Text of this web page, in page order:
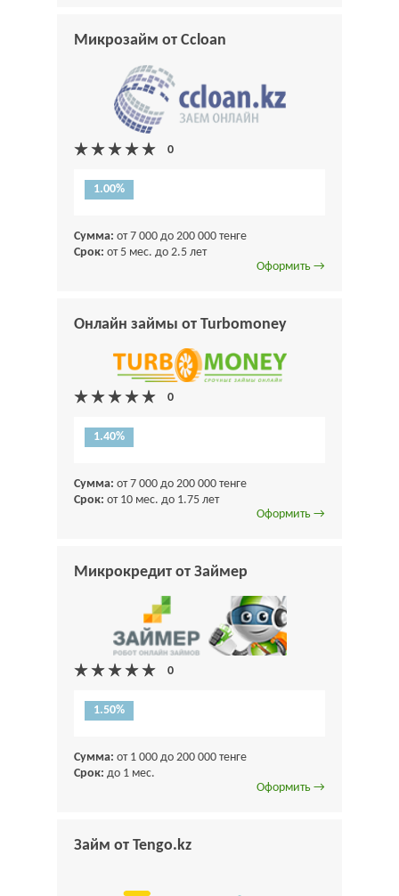
Микрозайм от Ccloan
1.00%
Сумма: от 7 000 до 200 000 тенге
Срок: от 5 мес. до 2.5 лет
Оформить →
Онлайн займы от Turbomoney
1.40%
Сумма: от 7 000 до 200 000 тенге
Срок: от 10 мес. до 1.75 лет
Оформить →
Микрокредит от Займер
1.50%
Сумма: от 1 000 до 200 000 тенге
Срок: до 1 мес.
Оформить →
Займ от Tengo.kz